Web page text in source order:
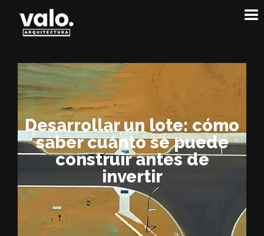
Desarrollar un lote: cómo
saber cuánto se puede
construir antes de
invertir